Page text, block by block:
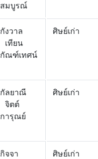
สมบูรณ์
กังวาล
เทียน
กัณฑ์เทศน์
ศิษย์เก่า
กัลยาณี
จิตต์
การุณย์
ศิษย์เก่า
กิจจา
ศิษย์เก่า